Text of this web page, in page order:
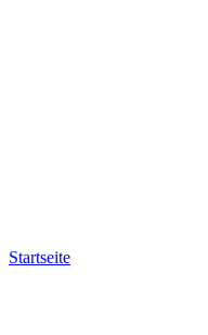
Startseite